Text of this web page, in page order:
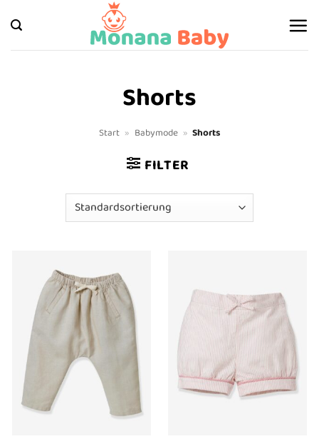
Inhalt
springen
Shorts
Start » Babymode » Shorts
FILTER